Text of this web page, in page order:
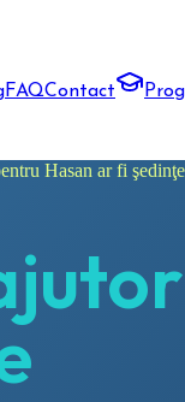
FAQContact
Hasan ar fi